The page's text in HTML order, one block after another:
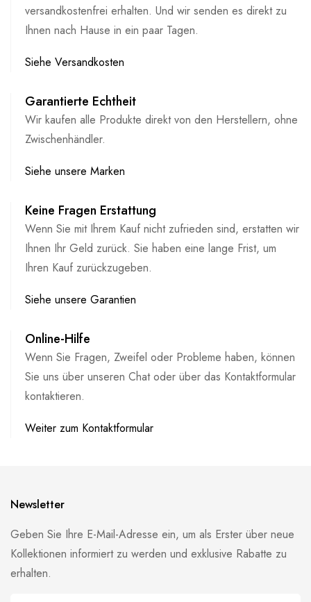
versandkostenfrei erhalten. Und wir senden es direkt zu
Ihnen nach Hause in ein paar Tagen.
Siehe Versandkosten
Garantierte Echtheit
Wir kaufen alle Produkte direkt von den Herstellern, ohne
Zwischenhändler.
Siehe unsere Marken
Keine Fragen Erstattung
Wenn Sie mit Ihrem Kauf nicht zufrieden sind, erstatten wir
Ihnen Ihr Geld zurück. Sie haben eine lange Frist, um
Ihren Kauf zurückzugeben.
Siehe unsere Garantien
Online-Hilfe
Wenn Sie Fragen, Zweifel oder Probleme haben, können
Sie uns über unseren Chat oder über das Kontaktformular
kontaktieren.
Weiter zum Kontaktformular
Newsletter
Geben Sie Ihre E-Mail-Adresse ein, um als Erster über neue
Kollektionen informiert zu werden und exklusive Rabatte zu
erhalten.